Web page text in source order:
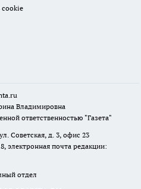
cookie
Владимировна
ответственностью "Газета"
Советская, д. 3, офис 23
электронная почта редакции:
отдел